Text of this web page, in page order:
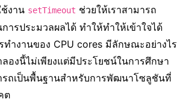
ช้งาน setTimeout ช่วยให้เราสามารถ
การประมวลผลได้ ทำให้ทำให้เข้าใจได้
ทำงานของ CPU cores มีลักษณะอย่างไร
ลองนี้ไม่เพียงแต่มีประโยชน์ในการศึกษา
รถเป็นพื้นฐานสำหรับการพัฒนาโซลูชันที่
ต